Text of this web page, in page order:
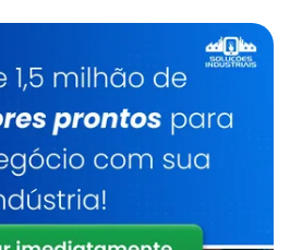
Comprar
De Alta Rigidez
Em Sp